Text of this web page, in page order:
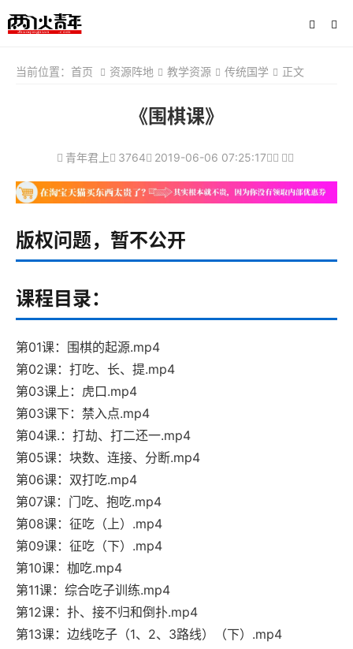
当前位置： 首页 资源阵地 教学资源 传统国学 正文
《围棋课》
青年君上 3764 2019-06-06 07:25:17
版权问题，暂不公开
课程目录：
第01课：围棋的起源.mp4
第02课：打吃、长、提.mp4
第03课上：虎口.mp4
第03课下：禁入点.mp4
第04课.：打劫、打二还一.mp4
第05课：块数、连接、分断.mp4
第06课：双打吃.mp4
第07课：门吃、抱吃.mp4
第08课：征吃（上）.mp4
第09课：征吃（下）.mp4
第10课：枷吃.mp4
第11课：综合吃子训练.mp4
第12课：扑、接不归和倒扑.mp4
第13课：边线吃子（1、2、3路线）（下）.mp4